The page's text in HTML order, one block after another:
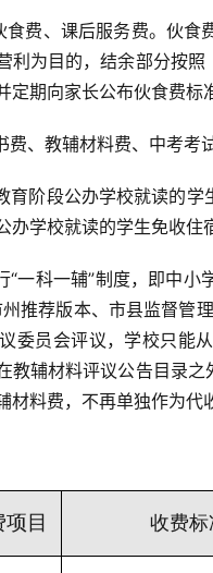
费、课后服务费。伙食
利为目的，结余部分按
期向家长公布伙食费标
教辅材料费、中考考试
阶段公办学校就读的学
学校就读的学生免收住
科一辅”制度，即中小
推荐版本、市县监督管
委员会评议，学校只能
教辅材料评议公告目录
材料费，不再单独作为代
目 收费标